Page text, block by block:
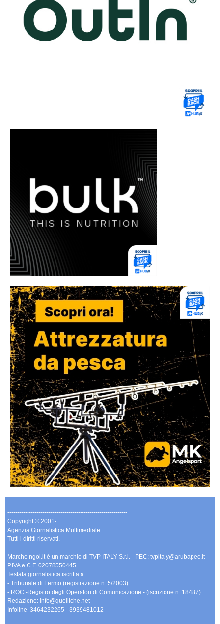
-------------------------------------------------------------
Copyright © 2001-
Agenzia Giornalistica Multimediale.
Tutti i diritti riservati.
Marcheingol.it è un marchio di TVP ITALY S.r.l. - PEC: tvpitaly@arubapec.it
P.IVA e C.F. 02078550445
Testata giornalistica iscritta a:
- Tribunale di Fermo (registrazione n. 5/2003)
- ROC -Registro degli Operatori di Comunicazione - (iscrizione n. 18487)
Redazione: info@quelliche.net
Infoline: 3464232265 - 3939481012